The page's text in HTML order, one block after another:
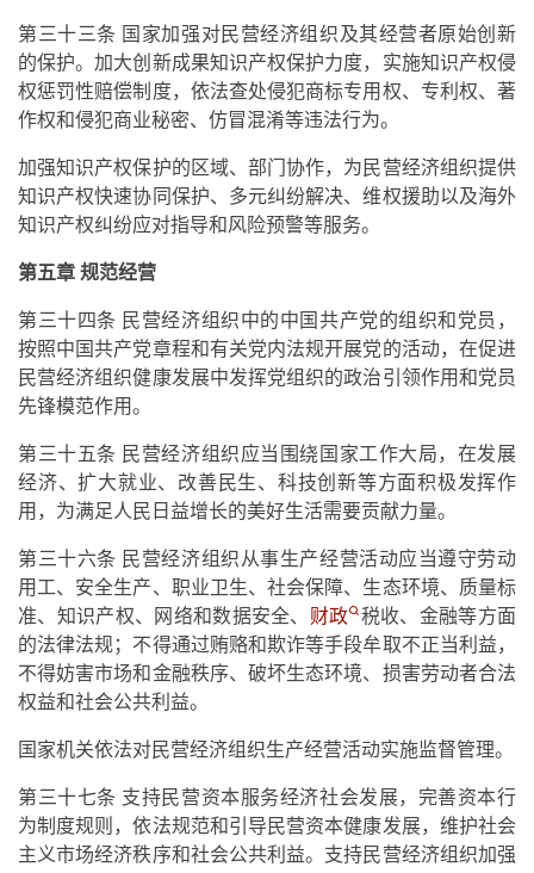
第三十三条 国家加强对民营经济组织及其经营者原始创新
的保护。加大创新成果知识产权保护力度，实施知识产权侵
权惩罚性赔偿制度，依法查处侵犯商标专用权、专利权、著
作权和侵犯商业秘密、仿冒混淆等违法行为。
加强知识产权保护的区域、部门协作，为民营经济组织提供
知识产权快速协同保护、多元纠纷解决、维权援助以及海外
知识产权纠纷应对指导和风险预警等服务。
第五章 规范经营
第三十四条 民营经济组织中的中国共产党的组织和党员，
按照中国共产党章程和有关党内法规开展党的活动，在促进
民营经济组织健康发展中发挥党组织的政治引领作用和党员
先锋模范作用。
第三十五条 民营经济组织应当围绕国家工作大局，在发展
经济、扩大就业、改善民生、科技创新等方面积极发挥作
用，为满足人民日益增长的美好生活需要贡献力量。
第三十六条 民营经济组织从事生产经营活动应当遵守劳动
用工、安全生产、职业卫生、社会保障、生态环境、质量标
准、知识产权、网络和数据安全、 财政 税收、金融等方面
的法律法规；不得通过贿赂和欺诈等手段牟取不正当利益，
不得妨害市场和金融秩序、破坏生态环境、损害劳动者合法
权益和社会公共利益。
国家机关依法对民营经济组织生产经营活动实施监督管理。
第三十七条 支持民营资本服务经济社会发展，完善资本行
为制度规则，依法规范和引导民营资本健康发展，维护社会
主义市场经济秩序和社会公共利益。支持民营经济组织加强